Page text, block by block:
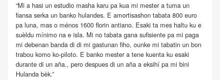
“Mi a hasi un estudio masha karu pa kua mi mester a tuma un
fiansa serka un banko hulandes. E amortisashon tabata 800 euro
pa luna, mas o ménos 1600 florin antiano. Esaki ta mes haltu ku e
suèldu mínimo na e isla. Mi no tabata gana sufisiente pa mi paga
mi debenan banda di di mi gastunan fiho, ounke mi tabatin un bon
trabou komo ko-piloto. E banko mester a tene kuenta ku esaki
durante di un aña., pero despues di un aña a eksihí pa mi bini
Hulanda bèk.”